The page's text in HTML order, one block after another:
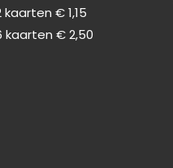
€ 1,15
€ 2,50